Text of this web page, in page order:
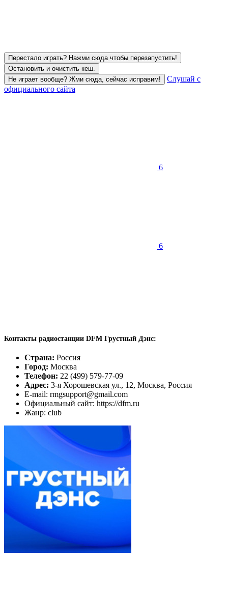
Перестало играть? Нажми сюда чтобы перезапустить!
Остановить и очистить кеш.
Не играет вообще? Жми сюда, сейчас исправим!
Слушай с
официального сайта
6
6
Контакты радиостанции DFM Грустный Дэнс:
Страна: Россия
Город: Москва
Телефон: 22 (499) 579-77-09
Адрес: 3-я Хорошевская ул., 12, Москва, Россия
E-mail: rmgsupport@gmail.com
Официальный сайт: https://dfm.ru
Жанр: club